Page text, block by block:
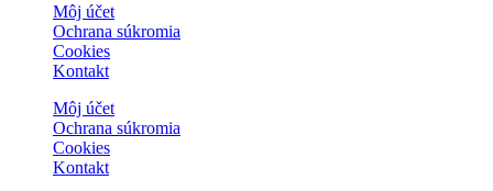
Môj účet
Ochrana súkromia
Cookies
Kontakt
Môj účet
Ochrana súkromia
Cookies
Kontakt